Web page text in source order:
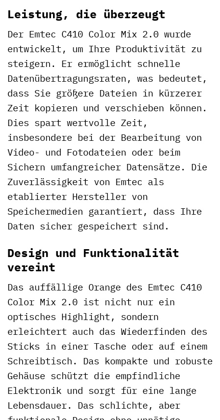
Leistung, die überzeugt
Der Emtec C410 Color Mix 2.0 wurde
entwickelt, um Ihre Produktivität zu
steigern. Er ermöglicht schnelle
Datenübertragungsraten, was bedeutet,
dass Sie größere Dateien in kürzerer
Zeit kopieren und verschieben können.
Dies spart wertvolle Zeit,
insbesondere bei der Bearbeitung von
Video- und Fotodateien oder beim
Sichern umfangreicher Datensätze. Die
Zuverlässigkeit von Emtec als
etablierter Hersteller von
Speichermedien garantiert, dass Ihre
Daten sicher gespeichert sind.
Design und Funktionalität
vereint
Das auffällige Orange des Emtec C410
Color Mix 2.0 ist nicht nur ein
optisches Highlight, sondern
erleichtert auch das Wiederfinden des
Sticks in einer Tasche oder auf einem
Schreibtisch. Das kompakte und robuste
Gehäuse schützt die empfindliche
Elektronik und sorgt für eine lange
Lebensdauer. Das schlichte, aber